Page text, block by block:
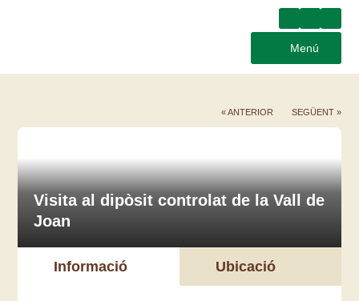
Menú
« ANTERIOR SEGÜENT »
Visita al dipòsit controlat de la Vall de
Joan
Informació Ubicació